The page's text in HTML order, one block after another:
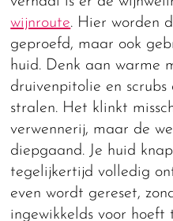
wijnroute. Hier worden
geproefd, maar ook
huid. Denk aan warme
druivenpitolie en
stralen. Het klinkt
verwennerij, maar de
diepgaand. Je huid
tegelijkertijd volledig
even wordt gereset,
ingewikkelds voor hoeft